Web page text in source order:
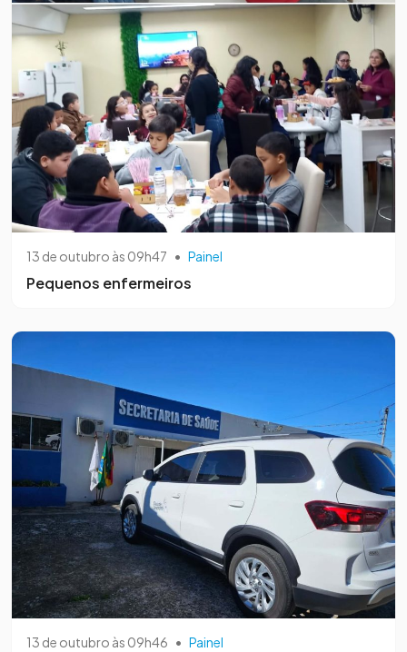
13 de outubro às 09h47 • Painel
Pequenos enfermeiros
13 de outubro às 09h46 • Painel